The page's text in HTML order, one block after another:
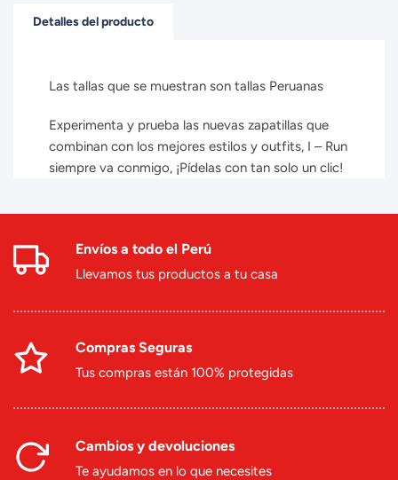
Detalles del producto
Las tallas que se muestran son tallas Peruanas
Experimenta y prueba las nuevas zapatillas que
combinan con los mejores estilos y outfits, I – Run
siempre va conmigo, ¡Pídelas con tan solo un clic!
Envíos a todo el Perú
Llevamos tus productos a tu casa
Compras Seguras
Tus compras están 100% protegidas
Cambios y devoluciones
Te ayudamos en lo que necesites